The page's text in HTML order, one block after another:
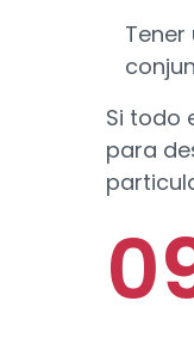
Si todo
para